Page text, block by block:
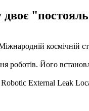
космічній
роботів. Його
External Leak